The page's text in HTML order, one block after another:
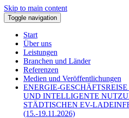
Skip to main content
Toggle navigation
Start
Über uns
Leistungen
Branchen und Länder
Referenzen
Medien und Veröffentlichungen
ENERGIE-
UND INTELLIGENTE
STÄDTISCHEN EV-
(15.-19.11.2026)